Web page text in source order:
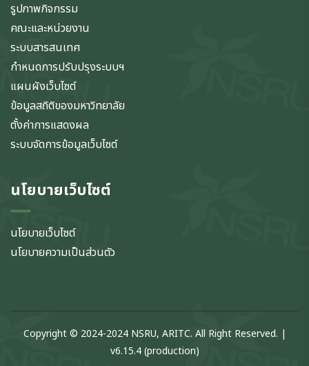
รูปภาพกิจกรรม
คณะและหน่วยงาน
ระบบสารสนเทศ
กำหนดการปรับปรุงระบบฯ
แผนผังเว็บไซต์
ข้อมูลสถิติของมหาวิทยาลัย
ตั้งค่าการแสดงผล
ระบบจัดการข้อมูลเว็บไซต์
นโยบายเว็บไซต์
นโยบายเว็บไซต์
นโยบายความเป็นส่วนตัว
Copyright © 2024-2024 NSRU, ARITC. All Right Reserved. |
v6.15.4 (production)